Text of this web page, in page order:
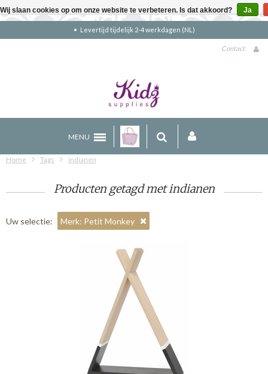
Levertijd tijdelijk 2-4 werkdagen (NL)
Contact
MENU
Home Tags indianen
Producten getagd met indianen
Uw selectie: Merk: Petit Monkey
Wij slaan cookies op om onze website te verbeteren. Is dat akkoord? Ja